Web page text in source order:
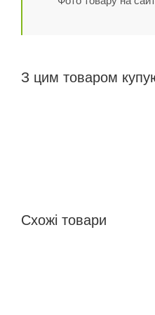
З цим товаром
Схожі товари